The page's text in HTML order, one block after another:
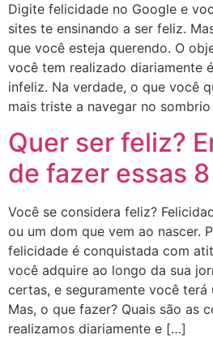
Digite felicidade no Google e
sites te ensinando a ser feliz.
que você esteja querendo. O
você tem realizado diariamente
infeliz. Na verdade, o que você
mais triste a navegar no
Quer ser feliz?
de fazer essas
Você se considera feliz?
ou um dom que vem ao nascer.
felicidade é conquistada com
você adquire ao longo da sua
certas, e seguramente você terá
Mas, o que fazer? Quais são as
realizamos diariamente e […]